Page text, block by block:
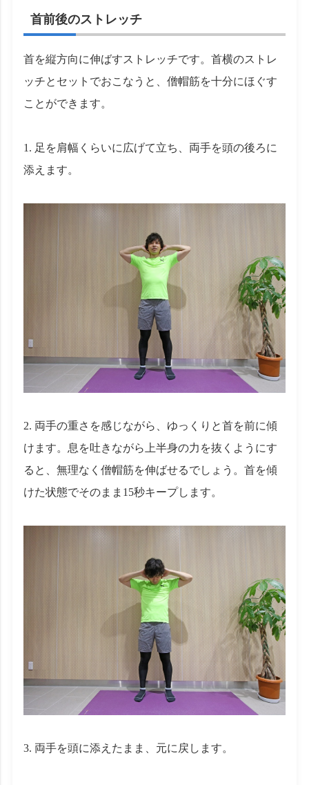
首前後のストレッチ
首を縦方向に伸ばすストレッチです。首横のストレ
ッチとセットでおこなうと、僧帽筋を十分にほぐす
ことができます。
1. 足を肩幅くらいに広げて立ち、両手を頭の後ろに
添えます。
2. 両手の重さを感じながら、ゆっくりと首を前に傾
けます。息を吐きながら上半身の力を抜くようにす
ると、無理なく僧帽筋を伸ばせるでしょう。首を傾
けた状態でそのまま15秒キープします。
3. 両手を頭に添えたまま、元に戻します。